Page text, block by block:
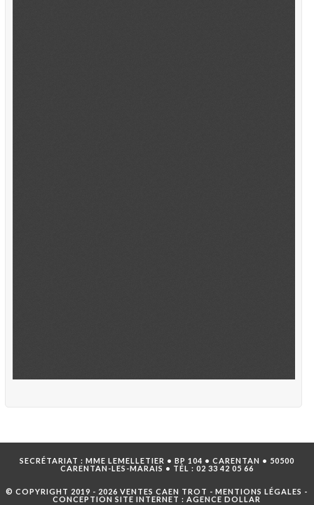
SECRÉTARIAT : MME LEMELLETIER • BP 104 • CARENTAN • 50500
CARENTAN-LES-MARAIS • TÉL : 02 33 42 05 66
© COPYRIGHT 2019 - 2026 VENTES CAEN TROT -MENTIONS LÉGALES -
CONCEPTION SITE INTERNET : AGENCE DOLLAR